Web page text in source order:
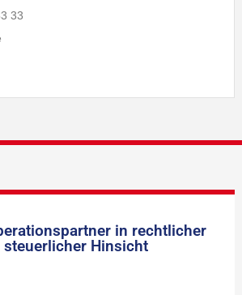
33
in rechtlicher
steuerlicher Hinsicht